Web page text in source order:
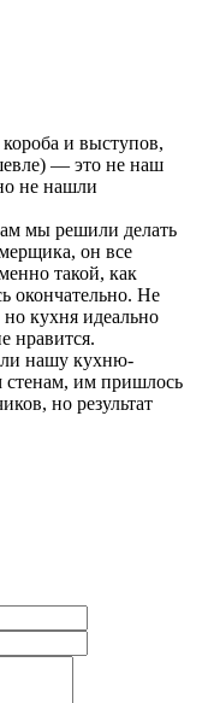
и выступов,
— это не наш
не нашли
мы решили делать
он все
такой, как
окончательно. Не
кухня идеально
нравится.
нашу кухню-
стенам, им пришлось
но результат